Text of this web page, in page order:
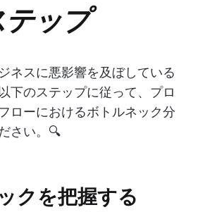
ップ
ネスに悪影響を及ぼしている
下のステップに従って、プロ
ローにおけるボトルネック分
さい。🔍
クを把握する